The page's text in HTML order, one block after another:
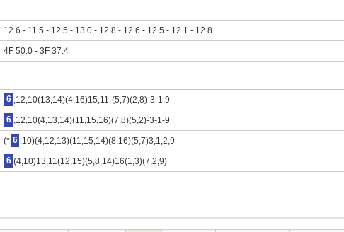
12.6 - 11.5 - 12.5 - 13.0 - 12.8 - 12.6 - 12.5 - 12.1 - 12.8
4F 50.0 - 3F 37.4
6 ,12,10(13,14)(4,16)15,11-(5,7)(2,8)-3-1,9
6 ,12,10(4,13,14)(11,15,16)(7,8)(5,2)-3-1-9
(* 6 ,10)(4,12,13)(11,15,14)(8,16)(5,7)3,1,2,9
6 (4,10)13,11(12,15)(5,8,14)16(1,3)(7,2,9)